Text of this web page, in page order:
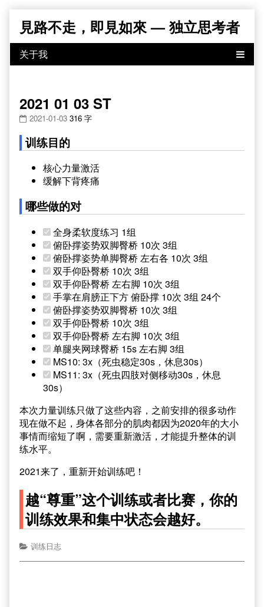
content
見路不走，即見如來 — 独立思考者
2021 01 03 ST
2021-01-03 316 字
训练目的
核心力量激活
缓解下背疼痛
哪些做的对
全身柔软度练习 1组
俯卧撑姿势双脚臀桥 10次 3组
俯卧撑姿势单脚臀桥 左右各 10次 3组
双手仰卧臀桥 10次 3组
双手仰卧臀桥 左右脚 10次 3组
手掌在肩膀正下方 俯卧撑 10次 3组 24个
俯卧撑姿势双脚臀桥 10次 3组
双手仰卧臀桥 10次 3组
双手仰卧臀桥 左右脚 10次 3组
单腿夹网球臀桥 15s 左右脚 3组
MS10: 3x（死虫稳定30s，休息30s）
MS11: 3x（死虫四肢对侧移动30s，休息
30s）
本次力量训练只做了这些内容，之前安排的很多动作
现在做不起，身体各部分的肌肉都因为2020年的大小
事情而缩短了啊，需要重新激活，才能提升整体的训
练水平。
2021来了，重新开始训练吧！
越“尊重”这个训练或者比赛，你的
训练效果和集中状态会越好。
训练日志